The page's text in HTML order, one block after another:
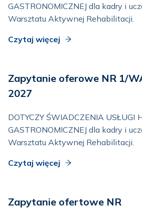
GASTRONOMICZNEJ dla kadry i
Warsztatu Aktywnej Rehabilitacji.
Czytaj więcej
Zapytanie oferowe NR 1/
2027
DOTYCZY ŚWIADCZENIA USŁUGI
GASTRONOMICZNEJ dla kadry i
Warsztatu Aktywnej Rehabilitacji.
Czytaj więcej
Zapytanie ofertowe NR